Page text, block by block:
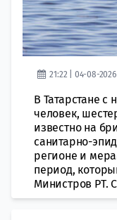
21:22 | 04-08-2026
В Татарстане с
человек,
известно на
санитарно-
регионе и
период,
Министров РТ.